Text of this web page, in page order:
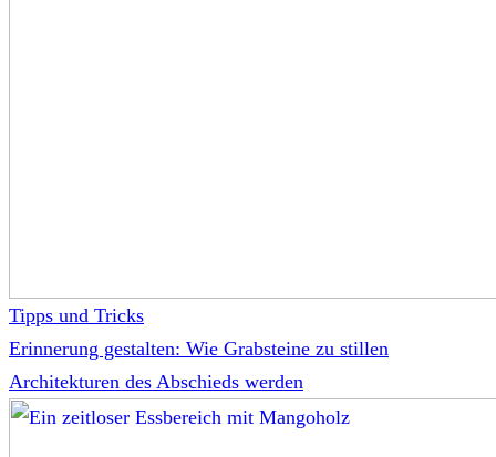
Tipps und Tricks
Erinnerung gestalten: Wie Grabsteine zu stillen
Architekturen des Abschieds werden